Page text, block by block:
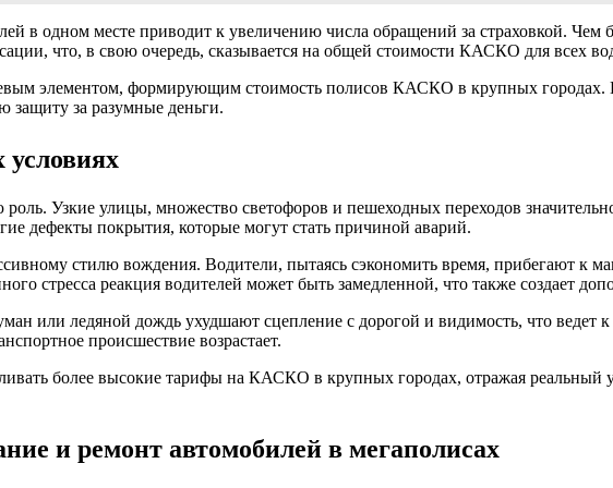
в одном месте приводит к увеличению числа обращений за страховкой.
что, в свою очередь, сказывается на общей стоимости КАСКО для всех
элементом, формирующим стоимость полисов КАСКО в крупных городах.
защиту за разумные деньги.
условиях
Узкие улицы, множество светофоров и пешеходных переходов
дефекты покрытия, которые могут стать причиной аварий.
стилю вождения. Водители, пытаясь сэкономить время, прибегают к
стресса реакция водителей может быть замедленной, что также создает
или ледяной дождь ухудшают сцепление с дорогой и видимость, что ведет
происшествие возрастает.
более высокие тарифы на КАСКО в крупных городах, отражая реальный
и ремонт автомобилей в мегаполисах